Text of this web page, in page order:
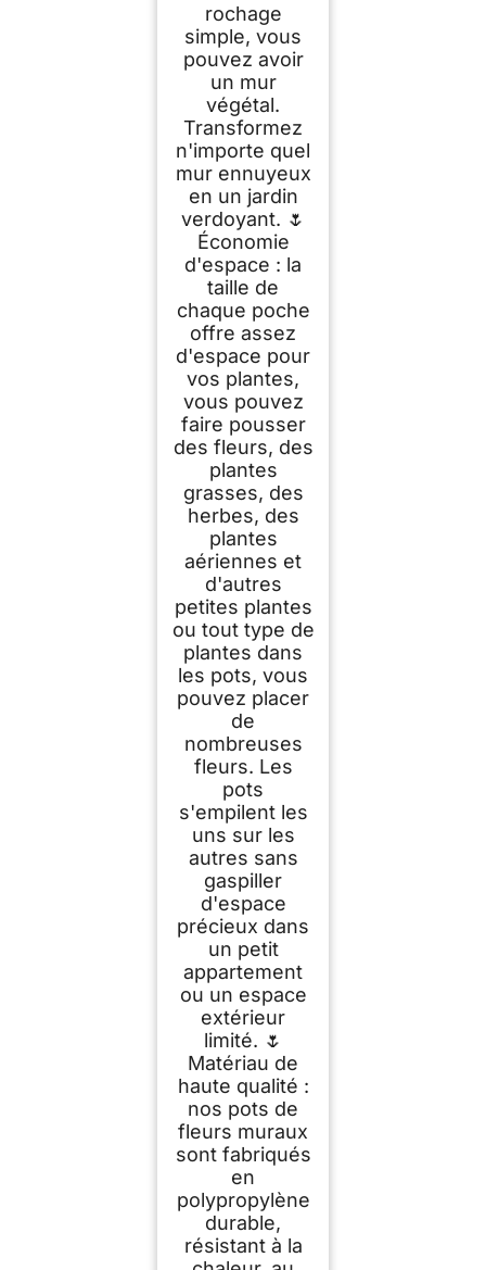
rochage
simple, vous
pouvez avoir
un mur
végétal.
Transformez
n'importe quel
mur ennuyeux
en un jardin
verdoyant. 🌷
Économie
d'espace : la
taille de
chaque poche
offre assez
d'espace pour
vos plantes,
vous pouvez
faire pousser
des fleurs, des
plantes
grasses, des
herbes, des
plantes
aériennes et
d'autres
petites plantes
ou tout type de
plantes dans
les pots, vous
pouvez placer
de
nombreuses
fleurs. Les
pots
s'empilent les
uns sur les
autres sans
gaspiller
d'espace
précieux dans
un petit
appartement
ou un espace
extérieur
limité. 🌷
Matériau de
haute qualité :
nos pots de
fleurs muraux
sont fabriqués
en
polypropylène
durable,
résistant à la